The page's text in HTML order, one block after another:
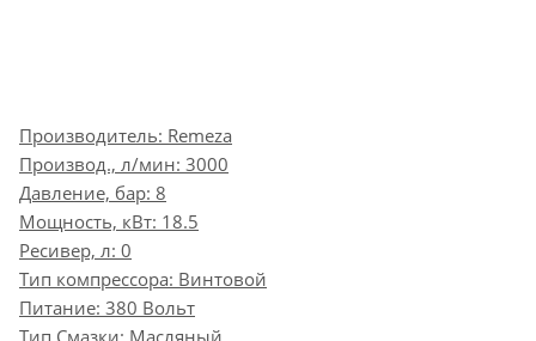
Производитель: Remeza
Производ., л/мин: 3000
Давление, бар: 8
Мощность, кВт: 18.5
Ресивер, л: 0
Тип компрессора: Винтовой
Питание: 380 Вольт
Тип Смазки: Масляный